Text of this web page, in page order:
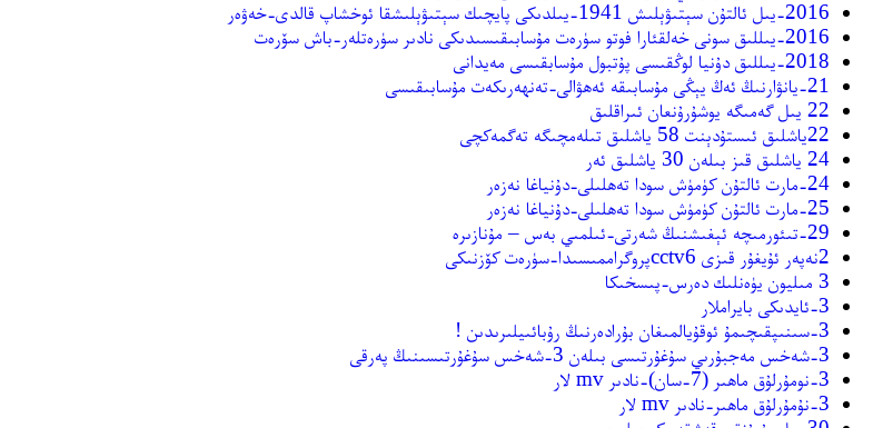
2016-يىل ئالتۇن سېتىۋېلىش 1941-يىلدىكى پايچىك سېتىۋېلىشقا ئوخشاپ قالدى-خەۋەر
2016-يىللىق سونى خەلقئارا فوتو سۈرەت مۇسابىقىسىدىكى نادىر سۈرەتلەر-باش سۆرەت
2018-يىللىق دۇنيا لوڭقىسى پۇتبول مۇسابقىسى مەيدانى
21-يانۋارنىڭ ئەڭ يېڭى مۇسابىقە ئەھۋالى-تەنھەرىكەت مۇسابىقىسى
22 يىل گەمىگە يوشۇرۇنعان ئىراقلىق
22ياشلىق ئىستۇدېنت 58 ياشلىق تىلەمچىگە تەگمەكچى
24 ياشلىق قىز بىلەن 30 ياشلىق ئەر
24-مارت ئالتۇن كۈمۈش سودا تەھلىلى-دۇنياغا نەزەر
25-مارت ئالتۇن كۈمۈش سودا تەھلىلى-دۇنياغا نەزەر
29-تىئورمىچە ئېغىشنىڭ شەرتى-ئىلمىي بەس – مۇنازىرە
2نەپەر ئۇيغۇر قىزى cctv6پروگراممىسىدا-سۈرەت كۆزنىكى
3 مىليون يۈەنلىك دەرس-پىسخىكا
3-ئايدىكى بايراملار
3-سىنىپقىچىمۇ ئوقۇيالمىغان بۇرادەرنىڭ رۇبائىيلىرىدىن !
3-شەخس مەجبۇرىي سۇغۇرتىسى بىلەن 3-شەخس سۇغۇرتىسىنىڭ پەرقى
3-نومۇرلۇق ماھىر (7-سان)-نادىر mv لار
3-نۇمۇرلۇق ماھىر-نادىر mv لار